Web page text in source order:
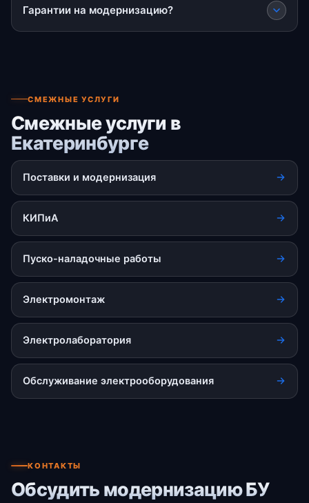
Гарантии на модернизацию?
СМЕЖНЫЕ УСЛУГИ
Смежные услуги в
Екатеринбурге
Поставки и модернизация
КИПиА
Пуско-наладочные работы
Электромонтаж
Электролаборатория
Обслуживание электрооборудования
КОНТАКТЫ
Обсудить модернизацию БУ